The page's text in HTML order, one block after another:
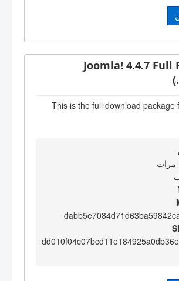
Joomla! 4.4.7 Full
This is the full download package